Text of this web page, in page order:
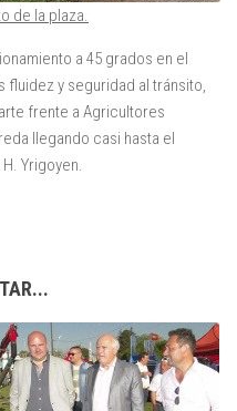
de la plaza.
a 45 grados en el
fluidez y seguridad al tránsito,
frente a Agricultores
llegando casi hasta el
Yrigoyen.